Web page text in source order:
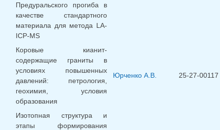
Предуральского прогиба в
качестве стандартного
материала для метода LA-
ICP-MS
Коровые кианит-
содержащие граниты в
условиях повышенных
давлений: петрология,
геохимия, условия
образования
Юрченко А.В. 25-27-00117
Изотопная структура и
этапы формирования